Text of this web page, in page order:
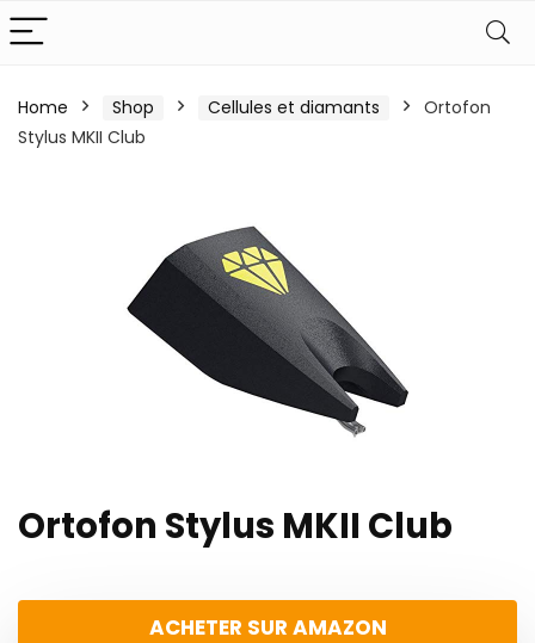
Home Shop Cellules et diamants
Ortofon
Stylus MKII Club
Ortofon Stylus MKII Club
ACHETER SUR AMAZON